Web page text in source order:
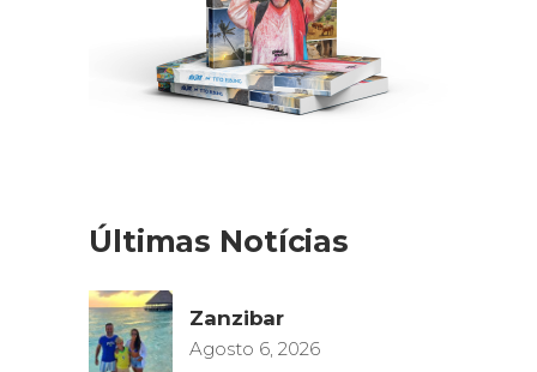
Últimas Notícias
Zanzibar
Agosto 6, 2026